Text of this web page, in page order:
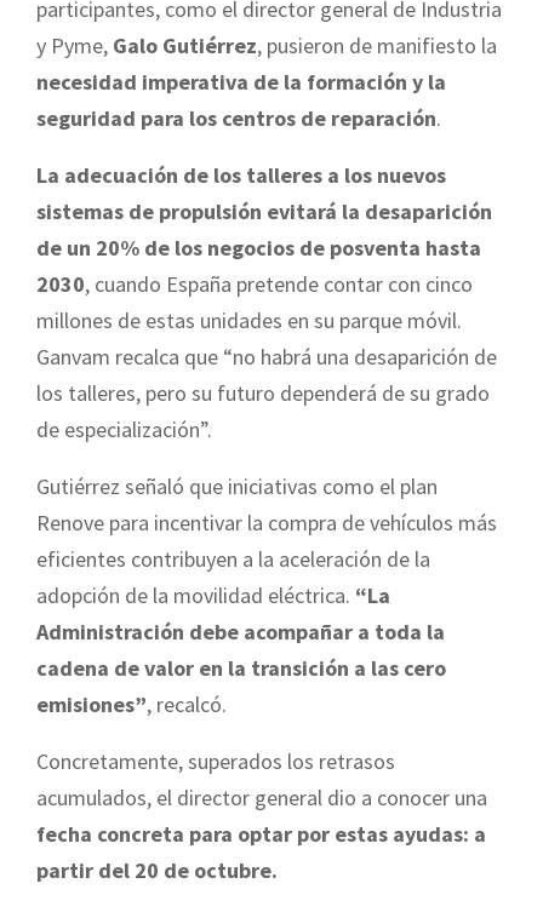
participantes, como el director general de Industria
y Pyme, Galo Gutiérrez, pusieron de manifiesto la
necesidad imperativa de la formación y la
seguridad para los centros de reparación.
La adecuación de los talleres a los nuevos
sistemas de propulsión evitará la desaparición
de un 20% de los negocios de posventa hasta
2030, cuando España pretende contar con cinco
millones de estas unidades en su parque móvil.
Ganvam recalca que “no habrá una desaparición de
los talleres, pero su futuro dependerá de su grado
de especialización”.
Gutiérrez señaló que iniciativas como el plan
Renove para incentivar la compra de vehículos más
eficientes contribuyen a la aceleración de la
adopción de la movilidad eléctrica. “La
Administración debe acompañar a toda la
cadena de valor en la transición a las cero
emisiones”, recalcó.
Concretamente, superados los retrasos
acumulados, el director general dio a conocer una
fecha concreta para optar por estas ayudas: a
partir del 20 de octubre.